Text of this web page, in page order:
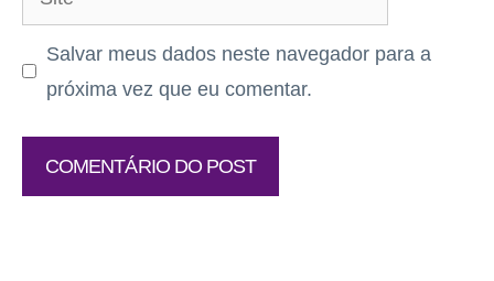
Salvar meus dados neste navegador para a
próxima vez que eu comentar.